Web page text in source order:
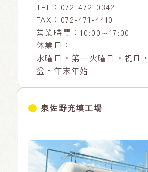
TEL： 072-472-0342
FAX：072-471-4410
営業時間：10:00～17:00
休業日：
水曜日・第一火曜日・祝日
盆・年末年始
泉佐野充填工場